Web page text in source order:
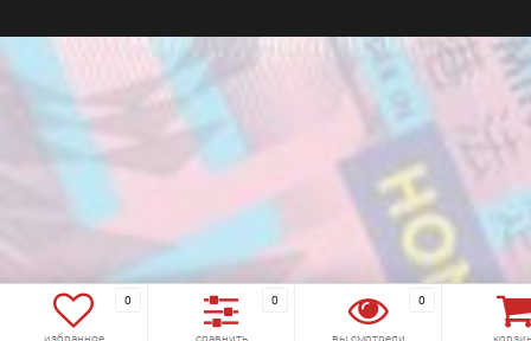
0
избранное
0
сравнить
0
вы смотрели